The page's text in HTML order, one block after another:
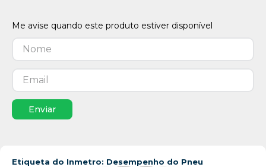
Enviar
Etiqueta do Inmetro: Desempenho do Pneu